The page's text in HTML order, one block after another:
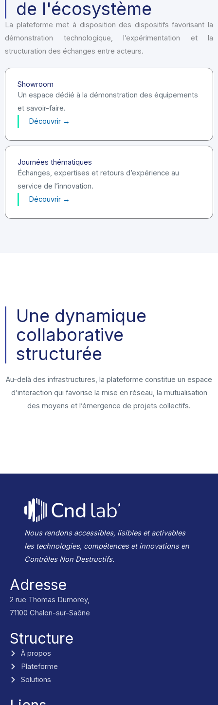
Showroom
Un espace dédié à la démonstration des équipements
et savoir-faire.
Découvrir →
Journées thématiques
Échanges, expertises et retours d’expérience au
service de l’innovation.
Découvrir →
de l'écosystème
La plateforme met à disposition des dispositifs favorisant la
démonstration technologique, l’expérimentation et la
structuration des échanges entre acteurs.
Une dynamique
collaborative
structurée
Au-delà des infrastructures, la plateforme constitue un espace
d’interaction qui favorise la mise en réseau, la mutualisation
des moyens et l’émergence de projets collectifs.
Nous rendons accessibles, lisibles et activables
les technologies, compétences et innovations en
Contrôles Non Destructifs.
Adresse
2 rue Thomas Dumorey,
71100 Chalon-sur-Saône
Structure
À propos
Plateforme
Solutions